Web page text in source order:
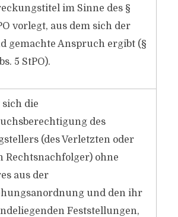
im Sinne des §
vorlegt, aus dem sich der
gemachte Anspruch ergibt (§
5 StPO).
die
des
(des Verletzten oder
Rechtsnachfolger) ohne
aus der
und den ihr
Feststellungen,